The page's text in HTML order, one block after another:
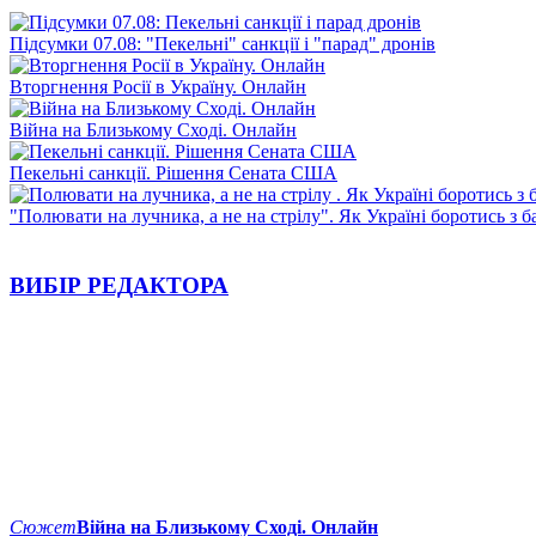
Підсумки 07.08: "Пекельні" санкції і "парад" дронів
Вторгнення Росії в Україну. Онлайн
Війна на Близькому Сході. Онлайн
Пекельні санкції. Рішення Сената США
"Полювати на лучника, а не на стрілу". Як Україні боротись з
ВИБІР РЕДАКТОРА
СюжетВійна на Близькому Сході. Онлайн